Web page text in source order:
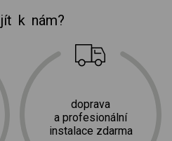
k nám?
doprava
a profesionální
instalace zdarma